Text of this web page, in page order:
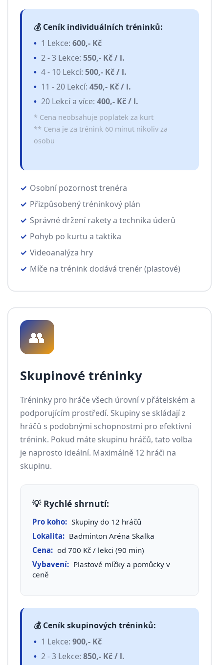
💰 Ceník individuálních tréninků:
1 Lekce: 600,- Kč
2 - 3 Lekce: 550,- Kč / l.
4 - 10 Lekcí: 500,- Kč / l.
11 - 20 Lekcí: 450,- Kč / l.
20 Lekcí a více: 400,- Kč / l.
* Cena neobsahuje poplatek za kurt
** Cena je za trénink 60 minut nikoliv za
osobu
Osobní pozornost trenéra
Přizpůsobený tréninkový plán
Správné držení rakety a technika úderů
Pohyb po kurtu a taktika
Videoanalýza hry
Míče na trénink dodává trenér (plastové)
👥
Skupinové tréninky
Tréninky pro hráče všech úrovní v přátelském a
podporujícím prostředí. Skupiny se skládají z
hráčů s podobnými schopnostmi pro efektivní
trénink. Pokud máte skupinu hráčů, tato volba
je naprosto ideální. Maximálně 12 hráči na
skupinu.
💡 Rychlé shrnutí:
Pro koho: Skupiny do 12 hráčů
Lokalita: Badminton Aréna Skalka
Cena: od 700 Kč / lekci (90 min)
Vybavení: Plastové míčky a pomůcky v
ceně
💰 Ceník skupinových tréninků:
1 Lekce: 900,- Kč
2 - 3 Lekce: 850,- Kč / l.